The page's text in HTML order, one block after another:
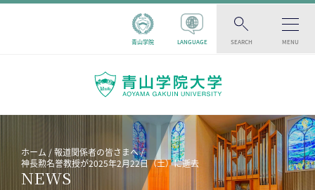
青山学院 LANGUAGE SEARCH MENU
ホーム
報道関係者の皆さまへ
神長勲名誉教授が2025年2月22日（土）に逝去
NEWS